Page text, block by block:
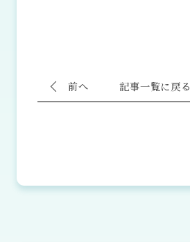
前へ 記事一覧に戻る